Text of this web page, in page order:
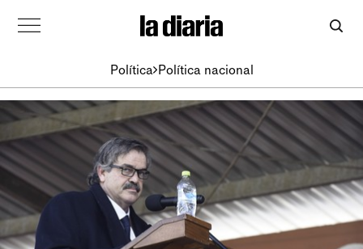
Política Política nacional